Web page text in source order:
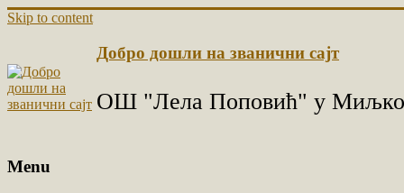
Skip to content
Добро дошли на званични сајт
ОШ "Лела Поповић" у
Menu